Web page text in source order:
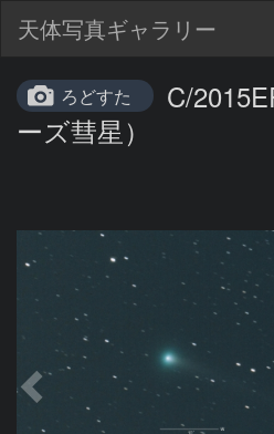
天体写真ギャラリー
ろどすた
C/
ーズ彗星）